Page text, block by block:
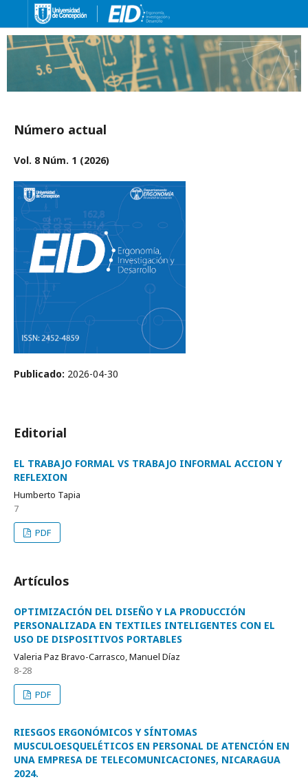
Número actual
Vol. 8 Núm. 1 (2026)
Publicado: 2026-04-30
Editorial
EL TRABAJO FORMAL VS TRABAJO INFORMAL ACCION Y
REFLEXION
Humberto Tapia
7
PDF
Artículos
OPTIMIZACIÓN DEL DISEÑO Y LA PRODUCCIÓN
PERSONALIZADA EN TEXTILES INTELIGENTES CON EL
USO DE DISPOSITIVOS PORTABLES
Valeria Paz Bravo-Carrasco, Manuel Díaz
8-28
PDF
RIESGOS ERGONÓMICOS Y SÍNTOMAS
MUSCULOESQUELÉTICOS EN PERSONAL DE ATENCIÓN EN
UNA EMPRESA DE TELECOMUNICACIONES, NICARAGUA
2024.